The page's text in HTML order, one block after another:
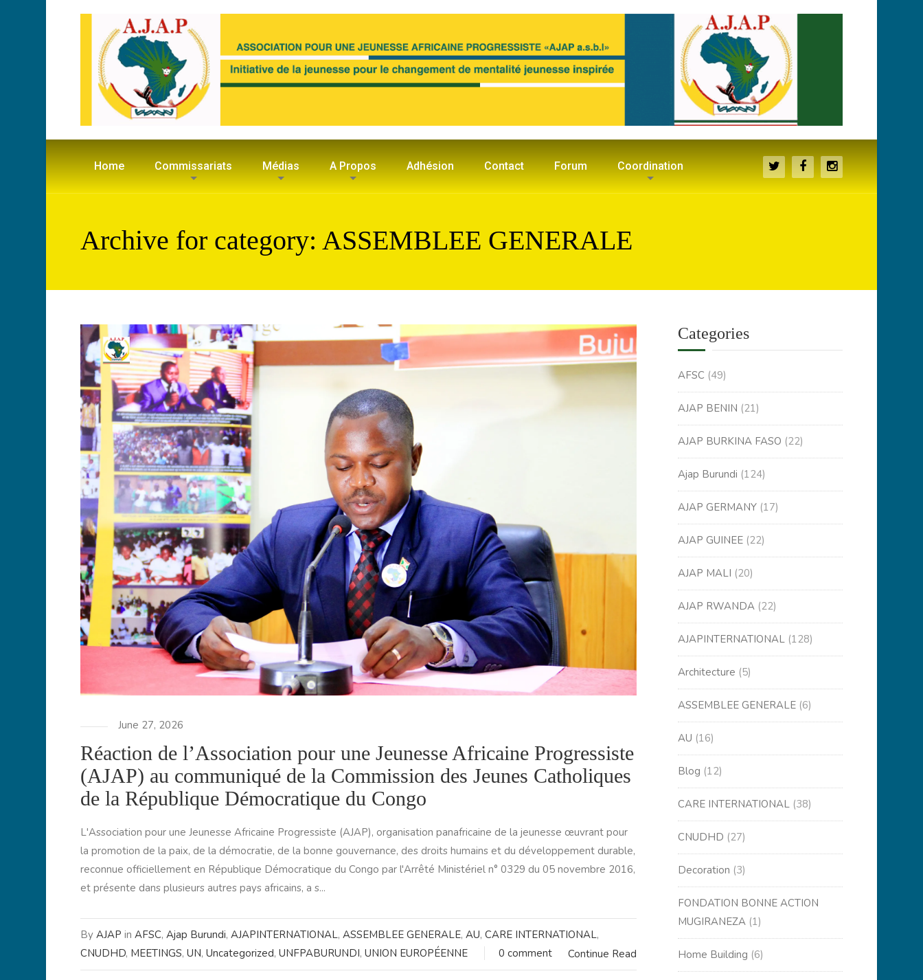
Home Commissariats Médias A Propos Adhésion Contact Forum Coordination
Archive for category: ASSEMBLEE GENERALE
June 27, 2026
Réaction de l’Association pour une Jeunesse Africaine Progressiste
(AJAP) au communiqué de la Commission des Jeunes Catholiques
de la République Démocratique du Congo
L'Association pour une Jeunesse Africaine Progressiste (AJAP), organisation panafricaine de la jeunesse œuvrant pour
la promotion de la paix, de la démocratie, de la bonne gouvernance, des droits humains et du développement durable,
reconnue officiellement en République Démocratique du Congo par l'Arrêté Ministériel n° 0329 du 05 novembre 2016,
et présente dans plusieurs autres pays africains, a s...
Continue Read
By AJAP in AFSC, Ajap Burundi, AJAPINTERNATIONAL, ASSEMBLEE GENERALE, AU, CARE INTERNATIONAL,
CNUDHD, MEETINGS, UN, Uncategorized, UNFPABURUNDI, UNION EUROPÉENNE 0 comment
Categories
AFSC (49)
AJAP BENIN (21)
AJAP BURKINA FASO (22)
Ajap Burundi (124)
AJAP GERMANY (17)
AJAP GUINEE (22)
AJAP MALI (20)
AJAP RWANDA (22)
AJAPINTERNATIONAL (128)
Architecture (5)
ASSEMBLEE GENERALE (6)
AU (16)
Blog (12)
CARE INTERNATIONAL (38)
CNUDHD (27)
Decoration (3)
FONDATION BONNE ACTION
MUGIRANEZA (1)
Home Building (6)